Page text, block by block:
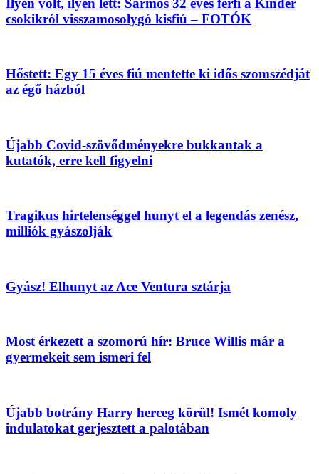
Ilyen volt, ilyen lett: Sármos 32 éves férfi a Kinder
csokikról visszamosolygó kisfiú – FOTÓK
Hőstett: Egy 15 éves fiú mentette ki idős szomszédját
az égő házból
Újabb Covid-szövődményekre bukkantak a
kutatók, erre kell figyelni
Tragikus hirtelenséggel hunyt el a legendás zenész,
milliók gyászolják
Gyász! Elhunyt az Ace Ventura sztárja
Most érkezett a szomorú hír: Bruce Willis már a
gyermekeit sem ismeri fel
Újabb botrány Harry herceg körül! Ismét komoly
indulatokat gerjesztett a palotában